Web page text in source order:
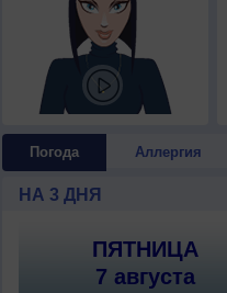
Погода Аллергия
НА 3 ДНЯ
ПЯТНИЦА
7 августа